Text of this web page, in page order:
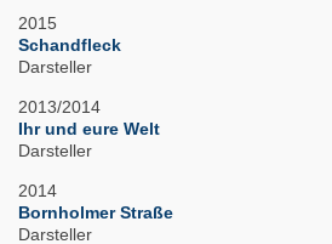
2015
Schandfleck
Darsteller
2013/2014
Ihr und eure Welt
Darsteller
2014
Bornholmer Straße
Darsteller